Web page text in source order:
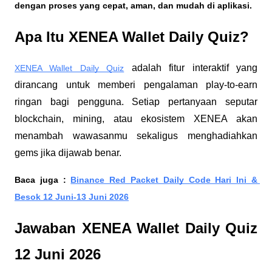
dengan proses yang cepat, aman, dan mudah di aplikasi.
Apa Itu XENEA Wallet Daily Quiz?
XENEA Wallet Daily Quiz adalah fitur interaktif yang
dirancang untuk memberi pengalaman play-to-earn
ringan bagi pengguna. Setiap pertanyaan seputar
blockchain, mining, atau ekosistem XENEA akan
menambah wawasanmu sekaligus menghadiahkan
gems jika dijawab benar.
Baca juga : Binance Red Packet Daily Code Hari Ini &
Besok 12 Juni-13 Juni 2026
Jawaban XENEA Wallet Daily Quiz
12 Juni 2026